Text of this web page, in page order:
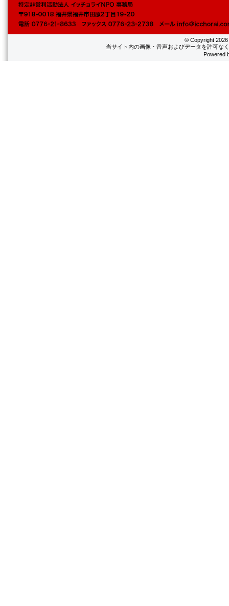
© Copyright 2026
当サイト内の画像・音声およびデータを許可な
Powered